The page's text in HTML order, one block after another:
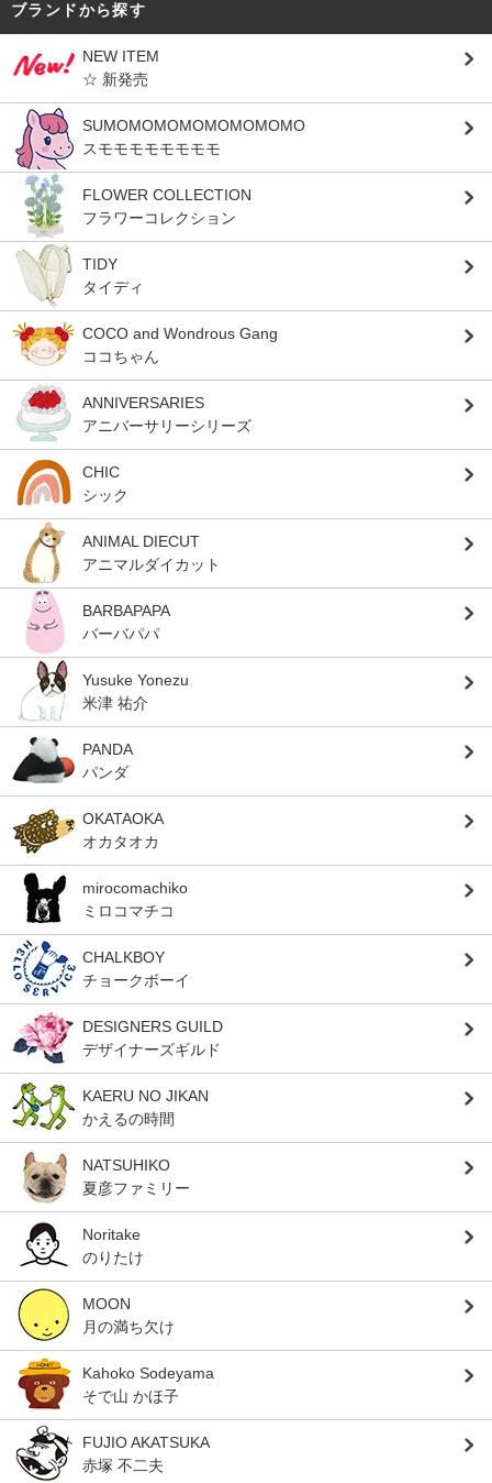
ブランドから探す
NEW ITEM
☆ 新発売
SUMOMOMOMOMOMOMOMO
スモモモモモモモモ
FLOWER COLLECTION
フラワーコレクション
TIDY
タイディ
COCO and Wondrous Gang
ココちゃん
ANNIVERSARIES
アニバーサリーシリーズ
CHIC
シック
ANIMAL DIECUT
アニマルダイカット
BARBAPAPA
バーバパパ
Yusuke Yonezu
米津 祐介
PANDA
パンダ
OKATAOKA
オカタオカ
mirocomachiko
ミロコマチコ
CHALKBOY
チョークボーイ
DESIGNERS GUILD
デザイナーズギルド
KAERU NO JIKAN
かえるの時間
NATSUHIKO
夏彦ファミリー
Noritake
のりたけ
MOON
月の満ち欠け
Kahoko Sodeyama
そで山 かほ子
FUJIO AKATSUKA
赤塚 不二夫